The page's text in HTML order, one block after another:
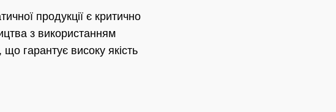
продукції є критично
з використанням
гарантує високу якість